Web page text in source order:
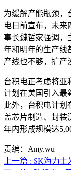
为缓解产能瓶颈，
电日前宣布，未来
事长魏哲家强调，
年和明年的生产线
产线也不够，扩产
台积电正考虑将亚
计划在美国引入最
此外，台积电计划
盖芯片制造、封装
年内形成规模达
责编：Amy.wu
上一篇 : SK海力